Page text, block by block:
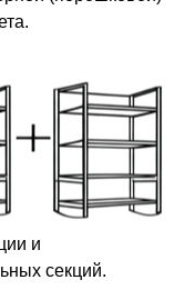
и
секций.